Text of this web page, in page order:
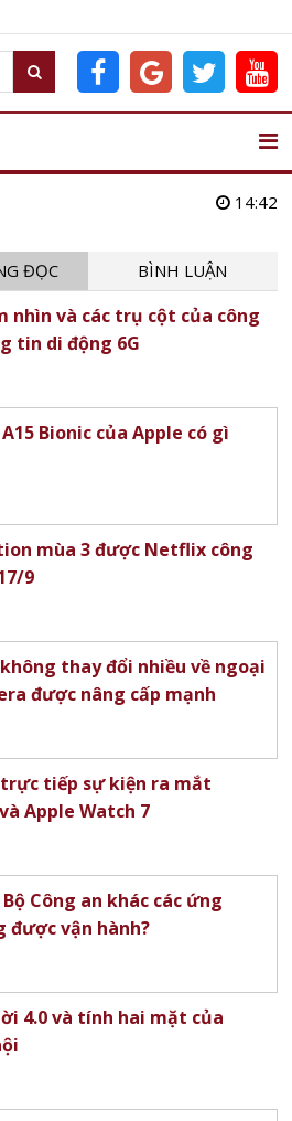
14:42
ĐỌC BÌNH LUẬN
nhìn và các trụ cột của công
tin di động 6G
Bionic của Apple có gì
mùa 3 được Netflix công
9
thay đổi nhiều về ngoại
được nâng cấp mạnh
trực tiếp sự kiện ra mắt
Apple Watch 7
Bộ Công an khác các ứng
được vận hành?
4.0 và tính hai mặt của